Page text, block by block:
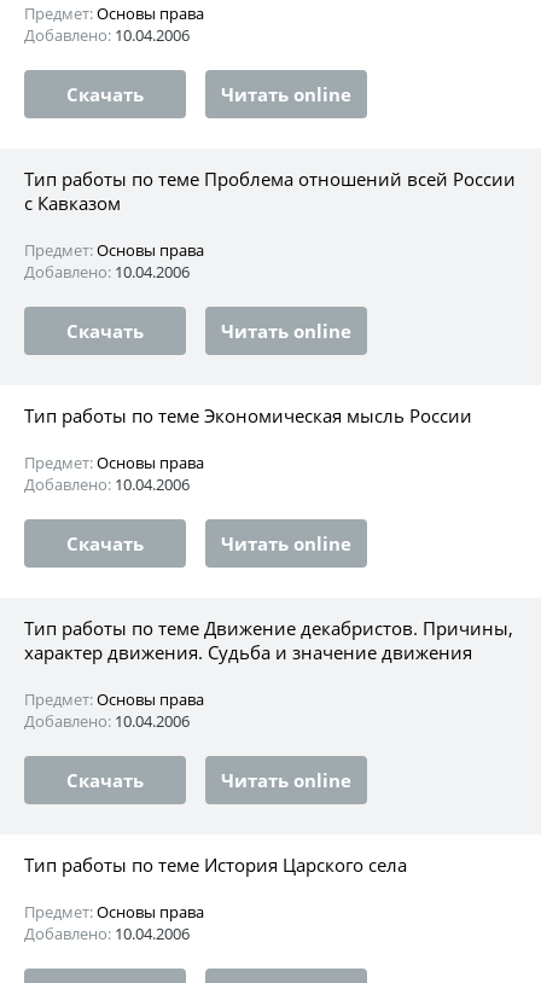
Предмет:Основы права
Добавлено: 10.04.2006
Скачать Читать online
Тип работы по теме Проблема отношений всей России
с Кавказом
Предмет:Основы права
Добавлено: 10.04.2006
Скачать Читать online
Тип работы по теме Экономическая мысль России
Предмет:Основы права
Добавлено: 10.04.2006
Скачать Читать online
Тип работы по теме Движение декабристов. Причины,
характер движения. Судьба и значение движения
Предмет:Основы права
Добавлено: 10.04.2006
Скачать Читать online
Тип работы по теме История Царского села
Предмет:Основы права
Добавлено: 10.04.2006